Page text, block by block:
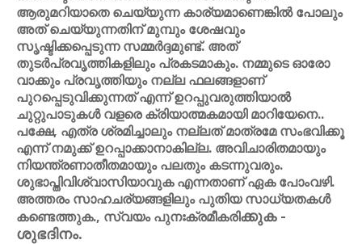
ആരുമറിയാതെ ചെയ്യുന്ന കാര്യമാണെങ്കില്‍ പോലും
അത് ചെയ്യുന്നതിന് മുമ്പും ശേഷവും
സൃഷ്ടിക്കപ്പെടുന്ന സമ്മര്‍ദ്ദമുണ്ട്. അത്
തുടര്‍പ്രവൃത്തികളിലും പ്രകടമാകും. നമ്മുടെ ഓരോ
വാക്കും പ്രവൃത്തിയും നല്ല ഫലങ്ങളാണ്
പുറപ്പെടുവിക്കുന്നത് എന്ന് ഉറപ്പുവരുത്തിയാല്‍
ചുറ്റുപാടുകള്‍ വളരെ ക്രിയാത്മകമായി മാറിയേനെ..
പക്ഷേ, എത്ര ശ്രമിച്ചാലും നല്ലത് മാത്രമേ സംഭവിക്കൂ
എന്ന് നമുക്ക് ഉറപ്പാക്കാനാകില്ല. അവിചാരിതമായും
നിയന്ത്രണാതീതമായും പലതും കടന്നുവരും.
ശുഭാപ്തിവിശ്വാസിയാവുക എന്നതാണ് ഏക പോംവഴി.
അത്തരം സാഹചര്യങ്ങളിലും പുതിയ സാധ്യതകള്‍
കണ്ടെത്തുക., സ്വയം പുനഃക്രമീകരിക്കുക -
ശുഭദിനം.